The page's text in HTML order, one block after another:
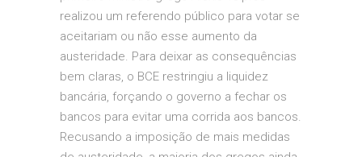
realizou um referendo público para votar se
aceitariam ou não esse aumento da
austeridade. Para deixar as consequências
bem claras, o BCE restringiu a liquidez
bancária, forçando o governo a fechar os
bancos para evitar uma corrida aos bancos.
Recusando a imposição de mais medidas